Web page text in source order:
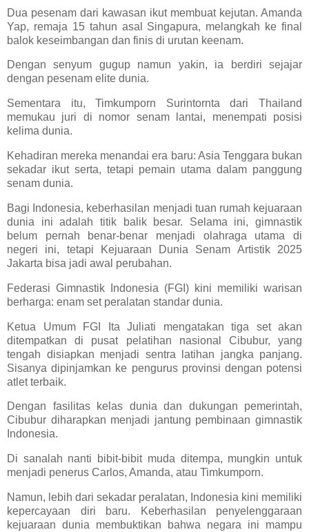
Dua pesenam dari kawasan ikut membuat kejutan. Amanda
Yap, remaja 15 tahun asal Singapura, melangkah ke final
balok keseimbangan dan finis di urutan keenam.
Dengan senyum gugup namun yakin, ia berdiri sejajar
dengan pesenam elite dunia.
Sementara itu, Timkumporn Surintornta dari Thailand
memukau juri di nomor senam lantai, menempati posisi
kelima dunia.
Kehadiran mereka menandai era baru: Asia Tenggara bukan
sekadar ikut serta, tetapi pemain utama dalam panggung
senam dunia.
Bagi Indonesia, keberhasilan menjadi tuan rumah kejuaraan
dunia ini adalah titik balik besar. Selama ini, gimnastik
belum pernah benar-benar menjadi olahraga utama di
negeri ini, tetapi Kejuaraan Dunia Senam Artistik 2025
Jakarta bisa jadi awal perubahan.
Federasi Gimnastik Indonesia (FGI) kini memiliki warisan
berharga: enam set peralatan standar dunia.
Ketua Umum FGI Ita Juliati mengatakan tiga set akan
ditempatkan di pusat pelatihan nasional Cibubur, yang
tengah disiapkan menjadi sentra latihan jangka panjang.
Sisanya dipinjamkan ke pengurus provinsi dengan potensi
atlet terbaik.
Dengan fasilitas kelas dunia dan dukungan pemerintah,
Cibubur diharapkan menjadi jantung pembinaan gimnastik
Indonesia.
Di sanalah nanti bibit-bibit muda ditempa, mungkin untuk
menjadi penerus Carlos, Amanda, atau Timkumporn.
Namun, lebih dari sekadar peralatan, Indonesia kini memiliki
kepercayaan diri baru. Keberhasilan penyelenggaraan
kejuaraan dunia membuktikan bahwa negara ini mampu